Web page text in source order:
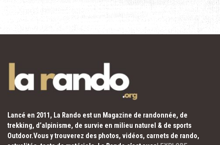
Lancé en 2011, La Rando est un Magazine de randonnée, de
trekking, d’alpinisme, de survie en milieu naturel & de sports
Outdoor.Vous y trouverez des photos, vidéos, carnets de rando,